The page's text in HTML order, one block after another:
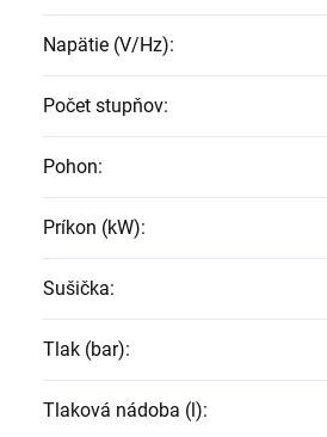
Napätie (V/Hz):
Počet stupňov:
Pohon:
Príkon (kW):
Sušička:
Tlak (bar):
Tlaková nádoba (l):